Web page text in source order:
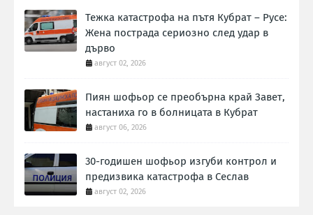
Тежка катастрофа на пътя Кубрат – Русе:
Жена пострада сериозно след удар в
дърво
август 02, 2026
Пиян шофьор се преобърна край Завет,
настаниха го в болницата в Кубрат
август 06, 2026
30-годишен шофьор изгуби контрол и
предизвика катастрофа в Сеслав
август 02, 2026